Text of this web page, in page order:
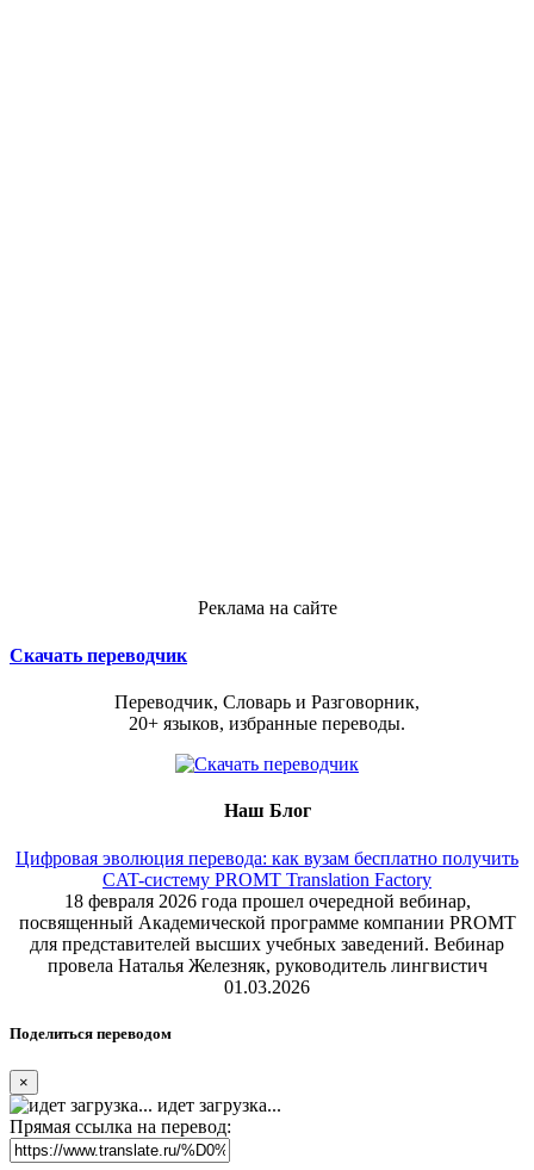
Реклама на сайте
Скачать переводчик
Переводчик, Словарь и Разговорник,
20+ языков, избранные переводы.
Наш Блог
Цифровая эволюция перевода: как вузам бесплатно получить
CAT-систему PROMT Translation Factory
18 февраля 2026 года прошел очередной вебинар,
посвященный Академической программе компании PROMT
для представителей высших учебных заведений. Вебинар
провела Наталья Железняк, руководитель лингвистич
01.03.2026
Поделиться переводом
×
идет загрузка...
Прямая ссылка на перевод: